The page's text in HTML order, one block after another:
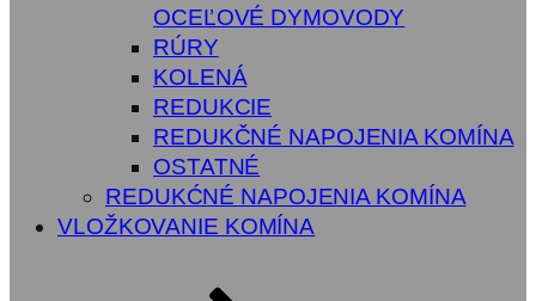
OCEĽOVÉ DYMOVODY
RÚRY
KOLENÁ
REDUKCIE
REDUKČNÉ NAPOJENIA KOMÍNA
OSTATNÉ
REDUKĆNÉ NAPOJENIA KOMÍNA
VLOŽKOVANIE KOMÍNA